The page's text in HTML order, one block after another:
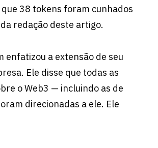
38 tokens foram cunhados
redação deste artigo.
enfatizou a extensão de seu
Ele disse que todas as
o Web3 ⁠— incluindo as de
direcionadas a ele. Ele